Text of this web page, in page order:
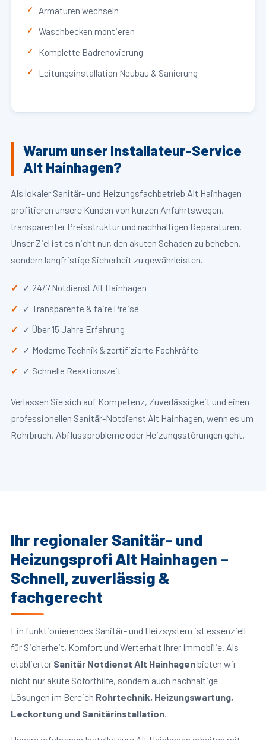
Armaturen wechseln
Waschbecken montieren
Komplette Badrenovierung
Leitungsinstallation Neubau & Sanierung
Warum unser Installateur-Service
Alt Hainhagen?
Als lokaler Sanitär- und Heizungsfachbetrieb Alt Hainhagen
profitieren unsere Kunden von kurzen Anfahrtswegen,
transparenter Preisstruktur und nachhaltigen Reparaturen.
Unser Ziel ist es nicht nur, den akuten Schaden zu beheben,
sondern langfristige Sicherheit zu gewährleisten.
✓ 24/7 Notdienst Alt Hainhagen
✓ Transparente & faire Preise
✓ Über 15 Jahre Erfahrung
✓ Moderne Technik & zertifizierte Fachkräfte
✓ Schnelle Reaktionszeit
Verlassen Sie sich auf Kompetenz, Zuverlässigkeit und einen
professionellen Sanitär-Notdienst Alt Hainhagen, wenn es um
Rohrbruch, Abflussprobleme oder Heizungsstörungen geht.
Ihr regionaler Sanitär- und
Heizungsprofi Alt Hainhagen –
Schnell, zuverlässig &
fachgerecht
Ein funktionierendes Sanitär- und Heizsystem ist essenziell
für Sicherheit, Komfort und Werterhalt Ihrer Immobilie. Als
etablierter Sanitär Notdienst Alt Hainhagenbieten wir
nicht nur akute Soforthilfe, sondern auch nachhaltige
Lösungen im Bereich Rohrtechnik, Heizungswartung,
Leckortung und Sanitärinstallation.